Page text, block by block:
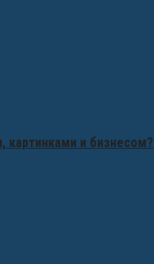
картинками и бизнесом?